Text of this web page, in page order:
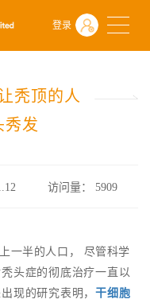
登录
秀发
秃顶的人
秀发
访问量：5909
一半的人口， 尽管科学
头症的彻底治疗一直以
现的研究表明， 干细胞